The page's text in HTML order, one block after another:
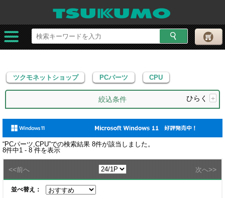
ツクモネットショップ PCパーツ
ツクモネットショップ PCパーツ CPU
絞込条件 ひらく +
“PCパーツ,CPU”での検索結果 8件が該当しました。
8件中1 - 8 件を表示
<<前へ 次へ>>
並べ替え：